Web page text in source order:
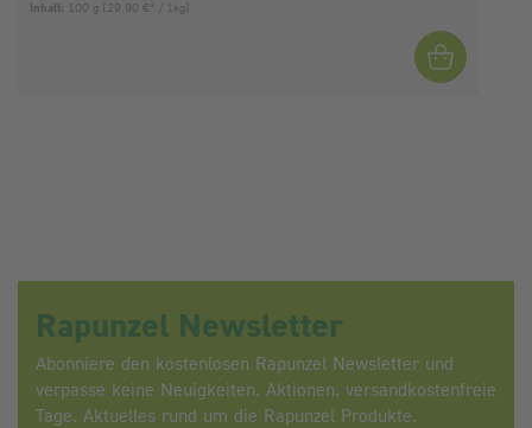
Inhalt: 100 g (29,90 €* / 1kg)
Rapunzel Newsletter
Abonniere den kostenlosen Rapunzel Newsletter und
verpasse keine Neuigkeiten, Aktionen, versandkostenfreie
Tage, Aktuelles rund um die Rapunzel Produkte,